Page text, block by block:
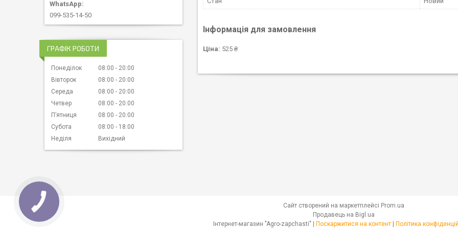
Інформація для замовлення
Ціна: 525 ₴
099-535-14-50
ГРАФІК РОБОТИ
Понеділок 08:00
20:00
Вівторок
08:00
20:00
Середа
08:00
20:00
Четвер
08:00
20:00
Пʼятниця
08:00
20:00
Субота
08:00
18:00
Неділя
Вихідний
Сайт створений на маркетплейсі Prom.ua
Продавець на Bigl.ua
Поскаржитися на контент Політика
КНОПКА
ЗВ'ЯЗКУ